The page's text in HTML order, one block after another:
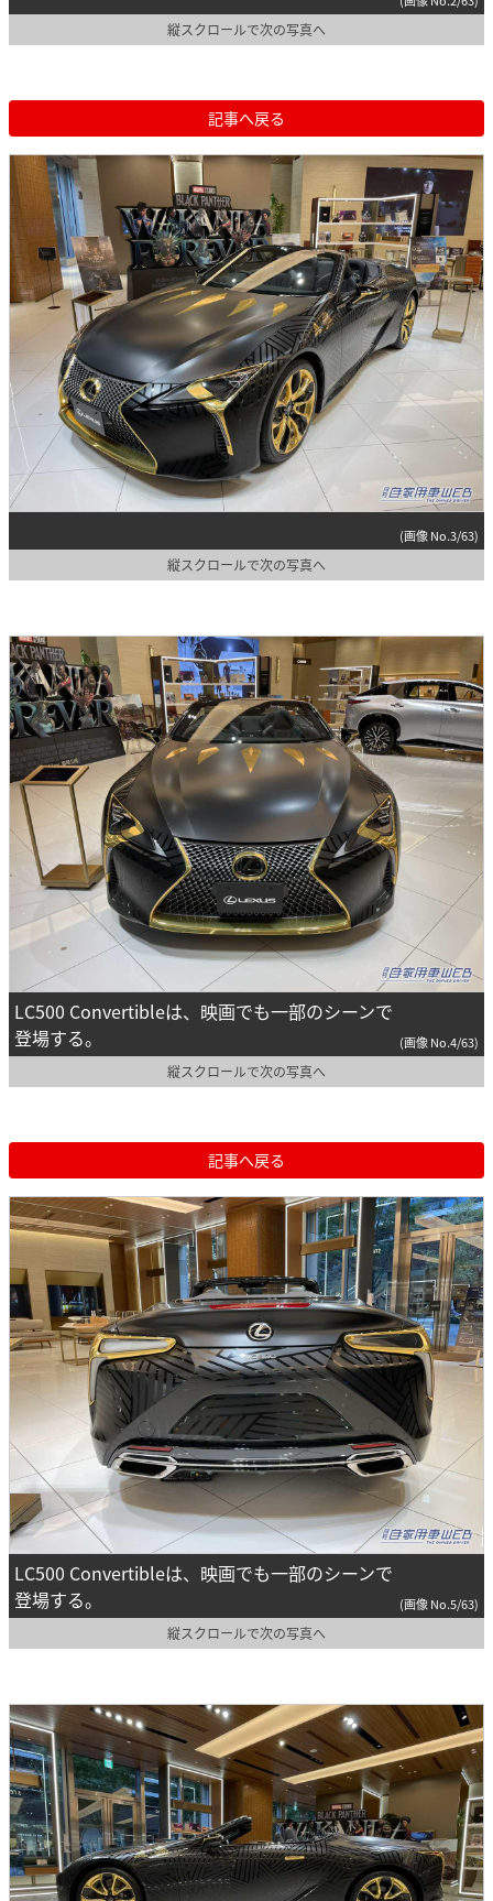
縦スクロールで次の写真へ
記事へ戻る
(画像 No.3/63)
縦スクロールで次の写真へ
LC500 Convertibleは、映画でも一部のシーンで
登場する。
(画像 No.4/63)
縦スクロールで次の写真へ
記事へ戻る
LC500 Convertibleは、映画でも一部のシーンで
登場する。
(画像 No.5/63)
縦スクロールで次の写真へ